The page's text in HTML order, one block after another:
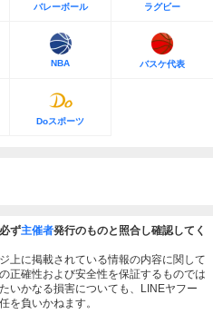
バレーボール ラグビー
NBA バスケ代表
Doスポーツ
ず主催者発行のものと照合し確認してく
上に掲載されている情報の内容に関して
正確性および安全性を保証するものでは
いかなる損害についても、LINEヤフー
を負いかねます。